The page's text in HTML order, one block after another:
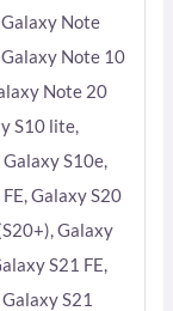
Note
Note 10
Note 20
S10 lite,
S10e,
Galaxy S20
Galaxy
S21 FE,
S21